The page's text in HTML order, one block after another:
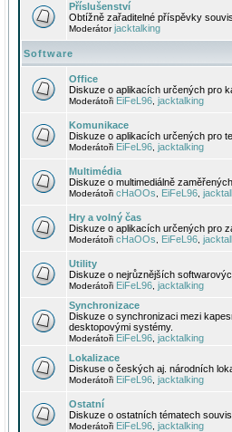
Příslušenství
Obtížně zařaditelné příspěvky
Moderátorjacktalking
Software
Office
Diskuze o aplikacích určených pro
Moderátoři EiFeL96 jacktalking
Komunikace
Diskuze o aplikacích určených pro
Moderátoři EiFeL96 jacktalking
Multimédia
Diskuze o multimediálně
Moderátoři cHaOOs EiFeL96
Hry a volný čas
Diskuze o aplikacích určených pro
Moderátoři cHaOOs EiFeL96
Utility
Diskuze o nejrůznějších
Moderátoři EiFeL96 jacktalking
Synchronizace
Diskuze o synchronizaci mezi
desktopovými systémy.
Moderátoři EiFeL96 jacktalking
Lokalizace
Diskuse o českých aj. národních
Moderátoři EiFeL96 jacktalking
Ostatní
Diskuze o ostatních tématech
Moderátoři EiFeL96 jacktalking